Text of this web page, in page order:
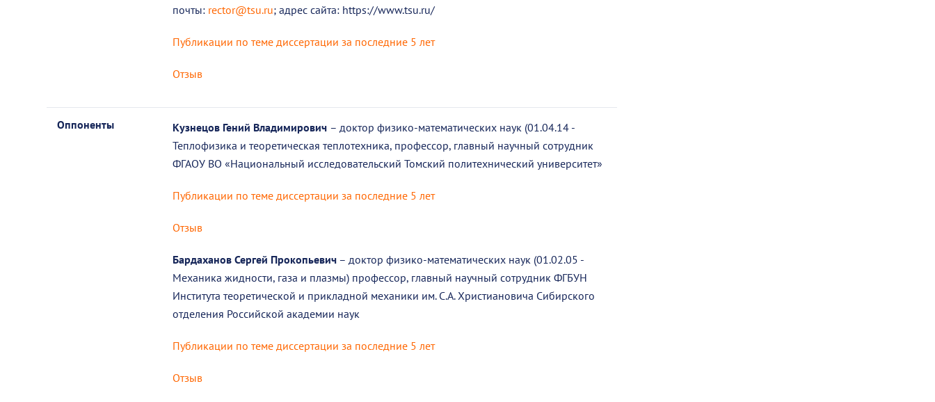
почты: rector@tsu.ru; адрес сайта: https://www.tsu.ru/
Публикации по теме диссертации за последние 5 лет
Отзыв
Оппоненты Кузнецов Гений Владимирович – доктор физико-математических наук (01.04.14 -
Теплофизика и теоретическая теплотехника, профессор, главный научный сотрудник
ФГАОУ ВО «Национальный исследовательский Томский политехнический университет»
Публикации по теме диссертации за последние 5 лет
Отзыв
Бардаханов Сергей Прокопьевич – доктор физико-математических наук (01.02.05 -
Механика жидности, газа и плазмы) профессор, главный научный сотрудник ФГБУН
Института теоретической и прикладной механики им. С.А. Христиановича Сибирского
отделения Российской академии наук
Публикации по теме диссертации за последние 5 лет
Отзыв